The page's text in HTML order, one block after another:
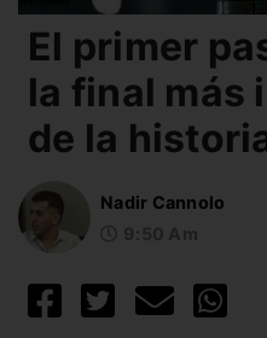
El primer
la final más
de la
Nadir Cannolo